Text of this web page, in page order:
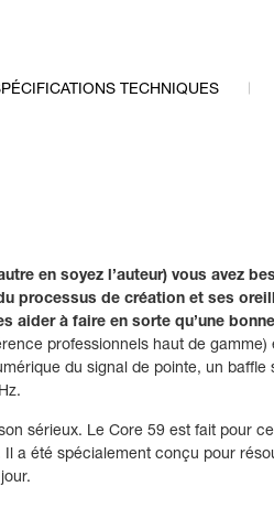
TECHNIQUES
en soyez l’auteur) vous avez
processus de création et ses
aider à faire en sorte qu’une
professionnels haut de
du signal de pointe, un baffle
sérieux. Le Core 59 est fait pour
a été spécialement conçu pour